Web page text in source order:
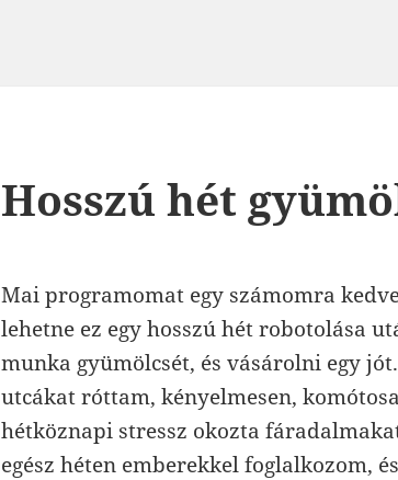
Hosszú hét
Mai programomat egy számomra
lehetne ez egy hosszú hét robotolása
munka gyümölcsét, és vásárolni egy
utcákat róttam, kényelmesen,
hétköznapi stressz okozta
egész héten emberekkel foglalkozom,